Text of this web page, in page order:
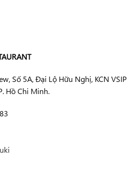
Số 5A, Đại Lộ Hữu Nghị, KCN VSIP
Hồ Chi Minh.